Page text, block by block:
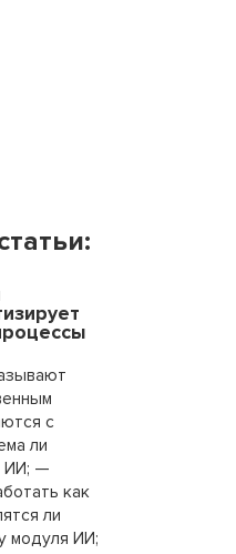
с
ли
ИИ; —
как
ли
модуля ИИ;